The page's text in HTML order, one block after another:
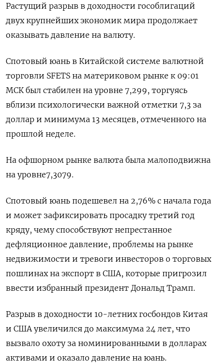
Растущий разрыв в доходности гособлигаций
двух крупнейших экономик мира продолжает
оказывать давление на валюту.
Спотовый юань в Китайской системе валютной
торговли SFETS на материковом рынке к 09:01
МСК был стабилен на уровне​ 7,299, торгуясь
вблизи психологически важной отметки 7,3 за
доллар и минимума 13 месяцев, отмеченного на
прошлой неделе.
На офшорном рынке валюта была малоподвижна
на уровне7,3079.
Спотовый юань подешевел на 2,76% с начала года
и может зафиксировать просадку третий год
кряду, чему способствуют непрестанное
дефляционное давление, проблемы на рынке
недвижимости и тревоги инвесторов о торговых
пошлинах на экспорт в США, которые пригрозил
ввести избранный президент Дональд Трамп.
Разрыв в доходности 10-летних госбондов Китая
и США увеличился до максимума 24 лет, что
вызвало охоту за номинированными в долларах
активами и оказало давление на юань.